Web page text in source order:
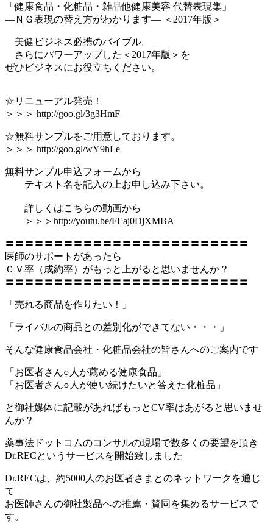
「健康食品・化粧品・雑品他健康美容 代替表現集」
―ＮＧ表現の替え方がわかります― ＜2017年版＞
美健ビジネス必携のバイブル。
さらにパワーアップした＜2017年版＞を
ぜひビジネスにお役立ちください。
☆リニューアル発売！
＞＞＞ http://goo.gl/3g3HmF
☆無料サンプルをご用意しております。
＞＞＞ http://goo.gl/wY9hLe
無料サンプル申込フォームから
テキスト名を記入の上お申し込み下さい。
詳しくはこちらの動画から
＞＞＞http://youtu.be/FEaj0DjXMBA
〓〓〓〓〓〓〓〓〓〓〓〓〓〓〓〓〓〓〓〓〓〓〓〓〓
医師のサポートがあったら
ＣＶ率（成約率）がもっと上がると思いませんか？
〓〓〓〓〓〓〓〓〓〓〓〓〓〓〓〓〓〓〓〓〓〓〓〓〓
「売れる商品を作りたい！」
「ライバルの商品との差別化ができてない・・・」
そんな健康食品会社・化粧品会社の皆さんへのご案内です
「お医者さん○人が薦める健康食品」
「お医者さん○人が使い続けたいと答えた化粧品」
と御社媒体に記載があればもっとCV率はあがると思いませ
んか？
薬事法ドットコムのコンサルの現場で数多くの要望を頂き
Dr.RECというサービスを開始致しました
Dr.RECは、約5000人のお医者さまとのネットワークを通じ
て
お医師さんの御社製品への推薦・賛同を集めるサービスで
す。